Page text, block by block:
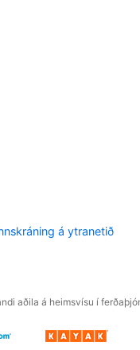
á ytranetið
aðila á heimsvísu í